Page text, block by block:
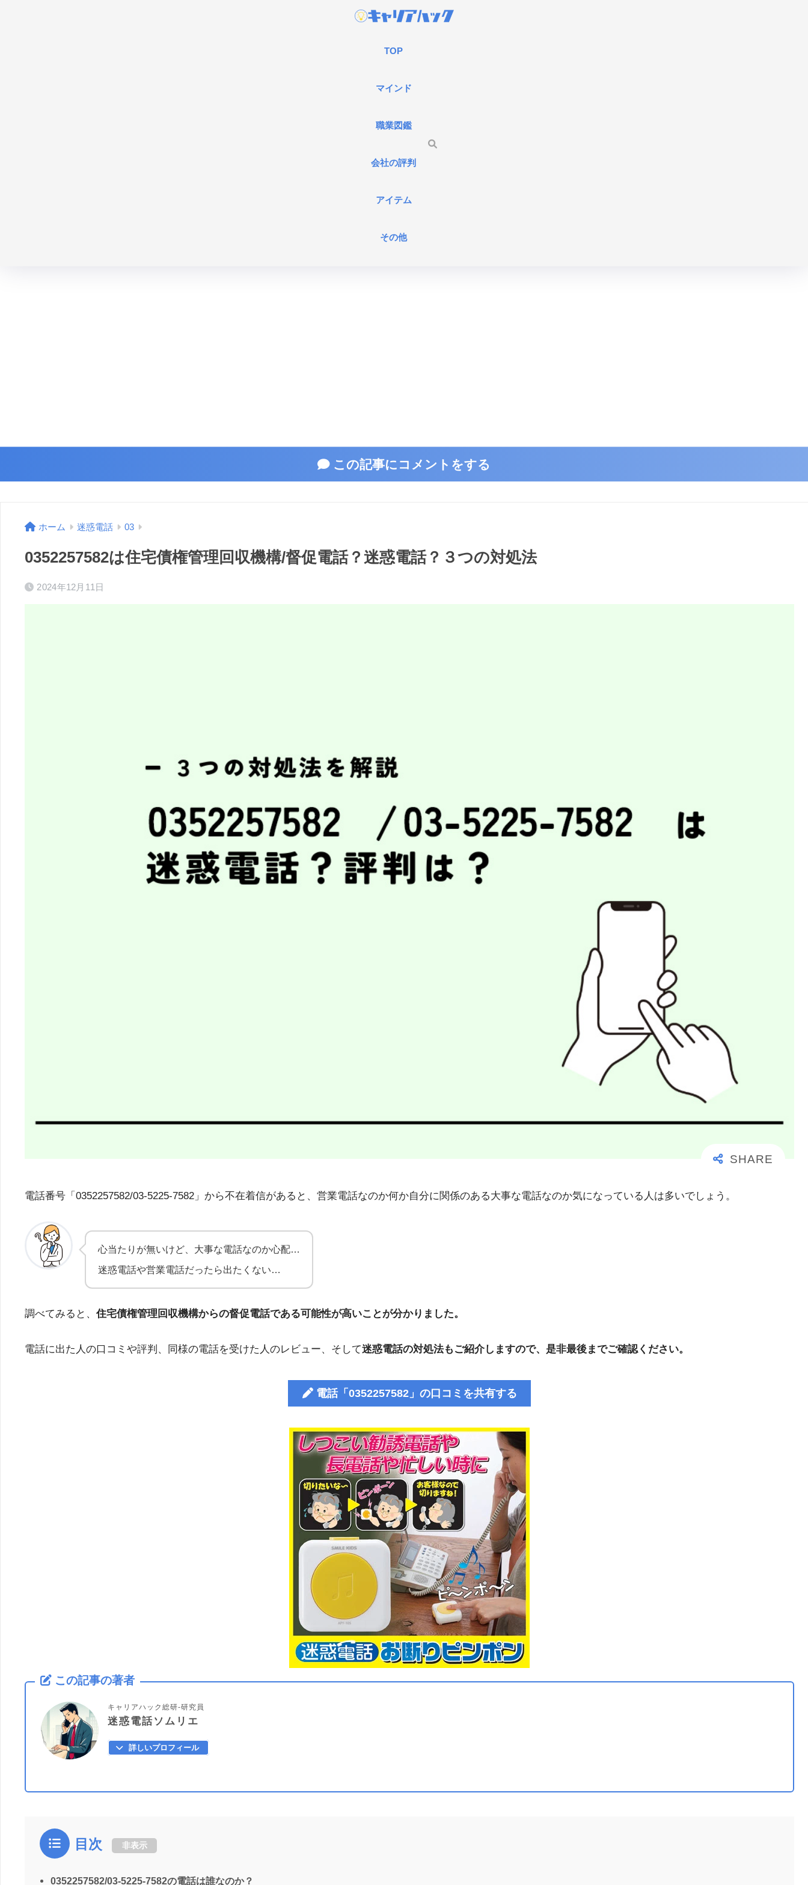
TOP
マインド
職業図鑑
会社の評判
アイテム
その他
この記事にコメントをする
ホーム 迷惑電話 03
0352257582は住宅債権管理回収機構/督促電話？迷惑電話？３つの対処法
2024年12月11日
電話番号「0352257582/03-5225-7582」から不在着信があると、営業電話なのか何か自分に関係のある大事な電話なのか気になっている人は多いでしょう。
心当たりが無いけど、大事な電話なのか心配…
迷惑電話や営業電話だったら出たくない…
調べてみると、 住宅債権管理回収機構からの督促電話である可能性が高いことが分かりました。
電話に出た人の口コミや評判、同様の電話を受けた人のレビュー、そして迷惑電話の対処法もご紹介しますので、是非最後までご確認ください。
電話「0352257582」の口コミを共有する
この記事の著者
キャリアハック総研-研究員
迷惑電話ソムリエ
詳しいプロフィール
目次 非表示
0352257582/03-5225-7582の電話は誰なのか？